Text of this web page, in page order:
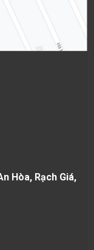
Hòa, Rạch Giá,